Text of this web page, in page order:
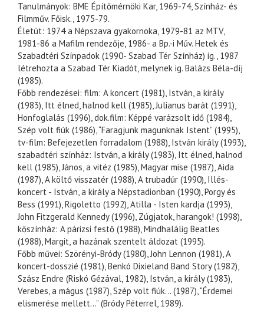
Tanulmányok: BME Építőmérnöki Kar, 1969-74, Színház- és
Filmműv. Főisk., 1975-79.
Életút: 1974 a Népszava gyakornoka, 1979-81 az MTV,
1981-86 a Mafilm rendezője, 1986- a Bp.-i Műv. Hetek és
Szabadtéri Színpadok (1990- Szabad Tér Színház) ig., 1987
létrehozta a Szabad Tér Kiadót, melynek ig. Balázs Béla-díj
(1985).
Főbb rendezései: film: A koncert (1981), István, a király
(1983), Itt élned, halnod kell (1985), Julianus barát (1991),
Honfoglalás (1996), dok.film: Képpé varázsolt idő (1984),
Szép volt fiúk (1986), “Faragjunk magunknak Istent” (1995),
tv-film: Befejezetlen forradalom (1988), István király (1993),
szabadtéri színház: István, a király (1983), Itt élned, halnod
kell (1985), János, a vitéz (1985), Magyar mise (1987), Aida
(1987), A költő visszatér (1988), A trubadúr (1990), Illés-
koncert - István, a király a Népstadionban (1990), Porgy és
Bess (1991), Rigoletto (1992), Atilla - Isten kardja (1993),
John Fitzgerald Kennedy (1996), Zúgjatok, harangok! (1998),
kőszínház: A párizsi festő (1988), Mindhalálig Beatles
(1988), Margit, a hazának szentelt áldozat (1995).
Főbb művei: Szörényi-Bródy (1980), John Lennon (1981), A
koncert-dosszié (1981), Benkó Dixieland Band Story (1982),
Szász Endre (Riskó Gézával, 1982), István, a király (1983),
Verebes, a mágus (1987), Szép volt fiúk... (1987), “Érdemei
elismerése mellett...” (Bródy Péterrel, 1989).